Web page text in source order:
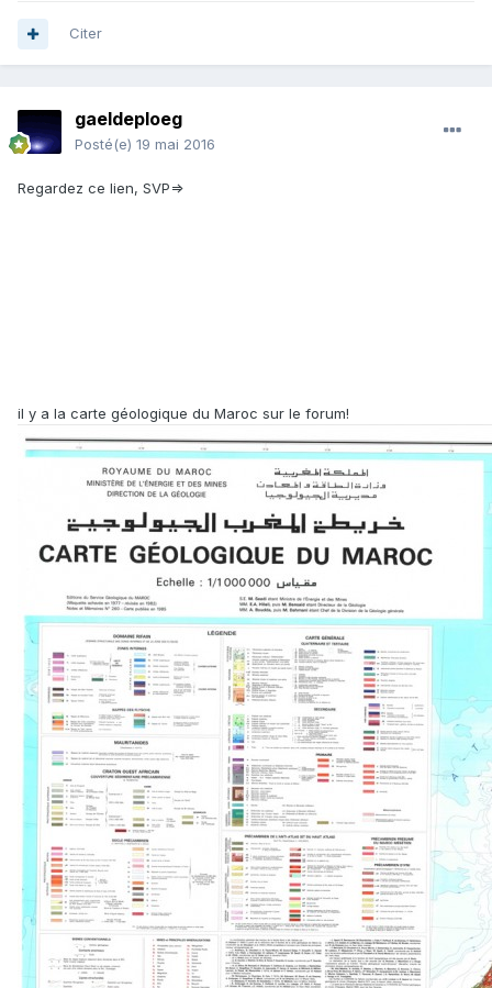
çà me rappelle quelque chose comme propriété optique!
PS: désolé pour le'T' à par,,,
Citer
gaeldeploeg
Posté(e) 19 mai 2016
Regardez ce lien, SVP=>
il y a la carte géologique du Maroc sur le forum!